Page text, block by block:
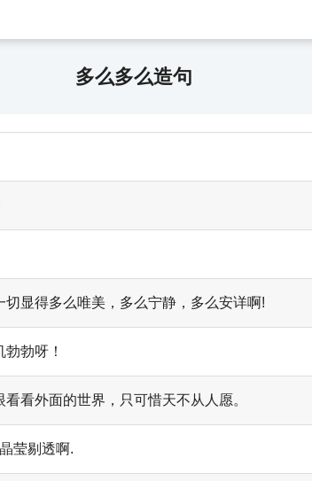
多么多么造句
显得多么唯美，多么宁静，多么安详啊!
勃呀！
看外面的世界，只可惜天不从人愿。
莹剔透啊.